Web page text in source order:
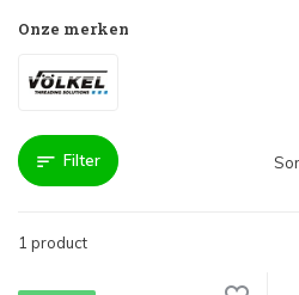
Onze merken
Filter
1 product